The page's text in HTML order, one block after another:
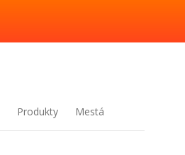
Produkty Mestá